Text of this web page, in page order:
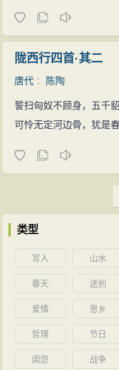
陇西行四首·其二
唐代 ： 陈陶
誓扫匈奴不顾身，五千
可怜无定河边骨，犹是
类型
写人 山水
春天 送别
爱情 思乡
哲理 节日
闺怨 战争